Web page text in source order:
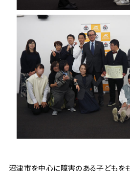
沼津市を中心に障害のある子どもを